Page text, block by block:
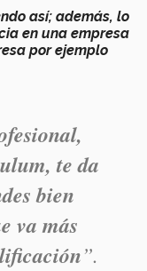
así; además, lo
en una empresa
por ejemplo
te da
bien
va más
”.